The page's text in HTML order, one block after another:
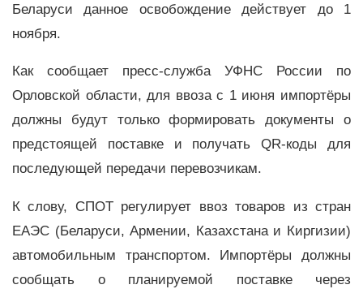
Беларуси данное освобождение действует до 1
ноября.
Как сообщает пресс-служба УФНС России по
Орловской области, для ввоза с 1 июня импортёры
должны будут только формировать документы о
предстоящей поставке и получать QR-коды для
последующей передачи перевозчикам.
К слову, СПОТ регулирует ввоз товаров из стран
ЕАЭС (Беларуси, Армении, Казахстана и Киргизии)
автомобильным транспортом. Импортёры должны
сообщать о планируемой поставке через